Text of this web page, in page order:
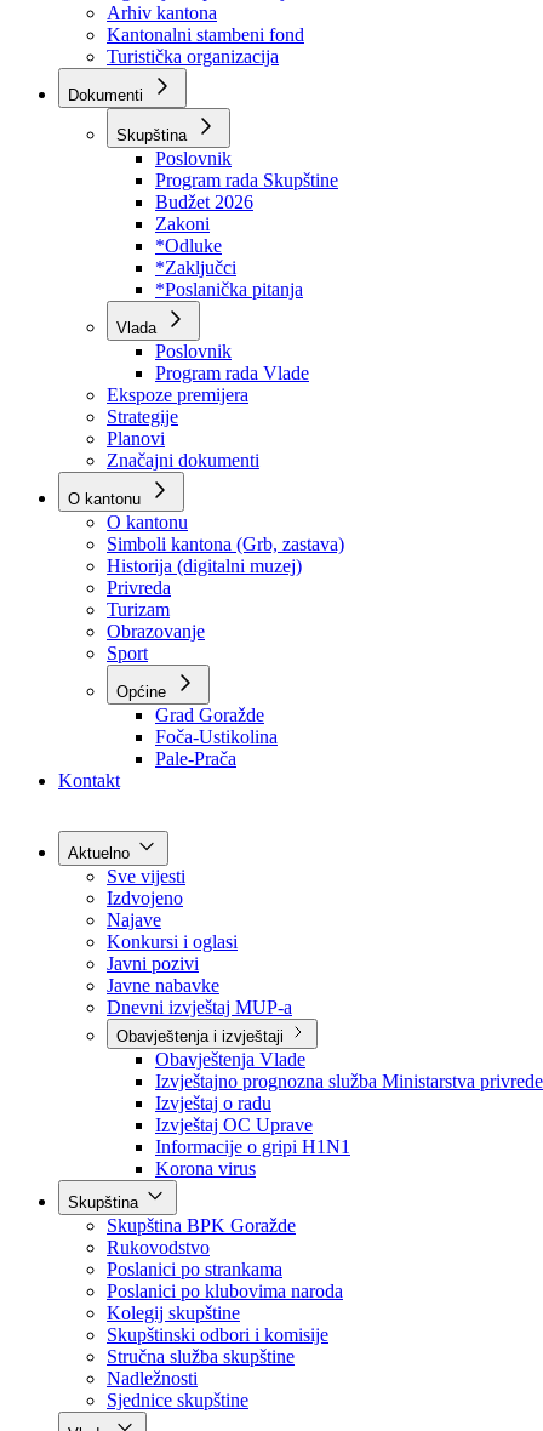
BPK šume
RTV BPK
Agencija za privatizaciju
Arhiv kantona
Kantonalni stambeni fond
Turistička organizacija
Dokumenti
Skupština
Poslovnik
Program rada Skupštine
Budžet 2026
Zakoni
*Odluke
*Zaključci
*Poslanička pitanja
Vlada
Poslovnik
Program rada Vlade
Ekspoze premijera
Strategije
Planovi
Značajni dokumenti
O kantonu
O kantonu
Simboli kantona (Grb, zastava)
Historija (digitalni muzej)
Privreda
Turizam
Obrazovanje
Sport
Općine
Kontakt
Aktuelno
Sve vijesti
Izdvojeno
Najave
Konkursi i oglasi
Javni pozivi
Javne nabavke
Dnevni izvještaj MUP-a
Obavještenja i izvještaji
Obavještenja Vlade
Izvještajno prognozna služba Ministarstva privrede
Izvještaj o radu
Izvještaj OC Uprave
Informacije o gripi H1N1
Korona virus
Skupština
Skupština BPK Goražde
Rukovodstvo
Poslanici po strankama
Poslanici po klubovima naroda
Kolegij skupštine
Skupštinski odbori i komisije
Stručna služba skupštine